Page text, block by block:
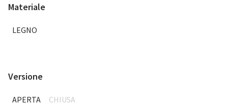
Materiale
LEGNO
Versione
APERTA CHIUSA